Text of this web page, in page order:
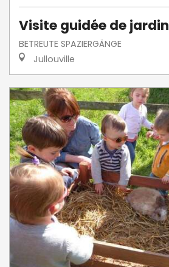
Visite guidée de jardin
BETREUTE SPAZIERGÄNGE
Jullouville